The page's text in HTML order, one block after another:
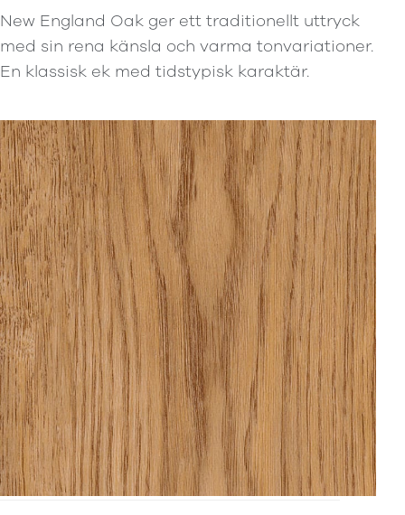
New England Oak ger ett traditionellt uttryck
med sin rena känsla och varma tonvariationer.
En klassisk ek med tidstypisk karaktär.